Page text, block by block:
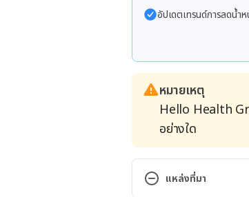
อัปเดตเทรนด์การลดน้ำ
หมายเหตุ
Hello Health
อย่างใด
แหล่งที่มา